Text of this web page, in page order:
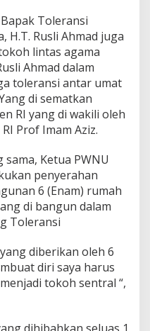
Toleransi
H.T. Rusli Ahmad juga
lintas agama
Ahmad dalam
toleransi antar umat
di sematkan
RI yang di wakili oleh
Prof Imam Aziz.
Ketua PWNU
penyerahan
6 (Enam) rumah
di bangun dalam
Toleransi
diberikan oleh 6
diri saya harus
tokoh sentral “,